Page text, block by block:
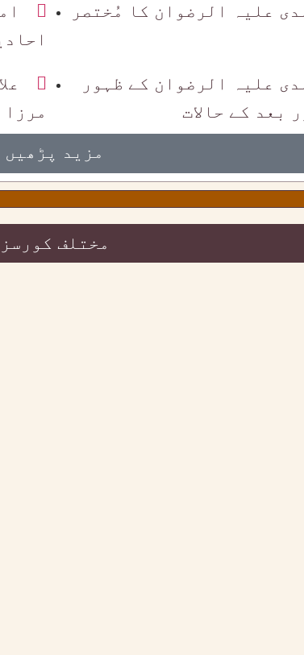
علیہ الرضوان کا مُختصر
علیہ الرضوان کے ظہور
بعد کے حالات
مزید پڑھیں
مختلف کورسز